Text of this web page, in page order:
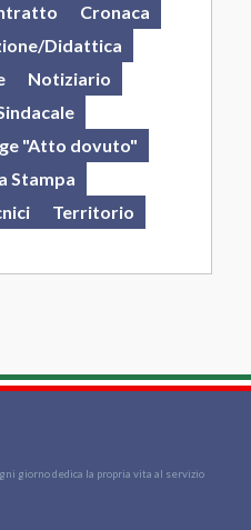
Cronaca
Didattica
Notiziario
"Atto dovuto"
Stampa
Territorio
giorno dedica la propria vita al servizio